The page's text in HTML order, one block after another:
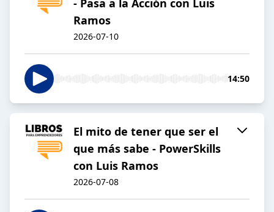
- Pasa a la Acción con Luis
Ramos
2026-07-10
14:50
El mito de tener que ser el
que más sabe - PowerSkills
con Luis Ramos
2026-07-08